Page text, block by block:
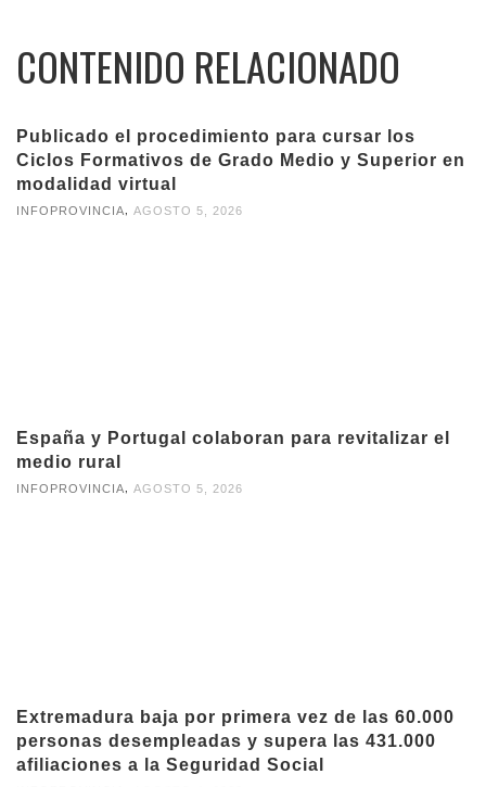
CONTENIDO RELACIONADO
Publicado el procedimiento para cursar los
Ciclos Formativos de Grado Medio y Superior en
modalidad virtual
INFOPROVINCIA AGOSTO 5, 2026
España y Portugal colaboran para revitalizar el
medio rural
INFOPROVINCIA, AGOSTO 5, 2026
Extremadura baja por primera vez de las 60.000
personas desempleadas y supera las 431.000
afiliaciones a la Seguridad Social